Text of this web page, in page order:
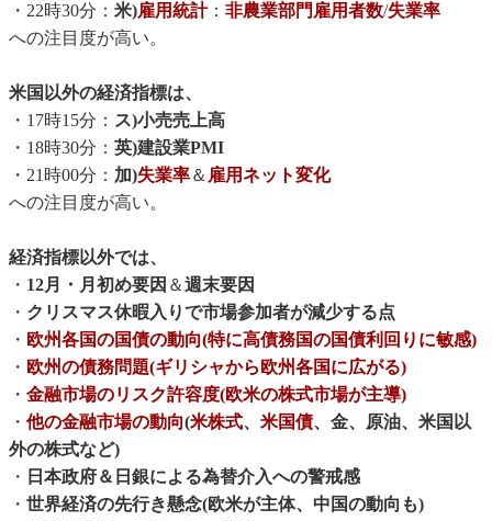
・22時30分： 米)雇用統計： 非農業部門雇用者数/失業率
への注目度が高い。
米国以外の経済指標は、
・17時15分： ス)小売売上高
・18時30分： 英)建設業PMI
・21時00分： 加)失業率＆ 雇用ネット変化
への注目度が高い。
経済指標以外では、
・ 12月・月初め要因 ＆週末要因
・ クリスマス休暇入りで市場参加者が減少する点
・ 欧州各国の国債の動向(特に高債務国の国債利回りに敏感)
・ 欧州の債務問題(ギリシャから欧州各国に広がる)
・ 金融市場のリスク許容度(欧米の株式市場が主導)
・ 他の金融市場の動向(米株式、 米国債、金、原油、米国以
外の株式など)
・ 日本政府＆日銀による為替介入への警戒感
・ 世界経済の先行き懸念(欧米が主体、中国の動向も)